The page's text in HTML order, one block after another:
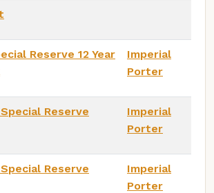
Reserve 12 Year
Imperial
Porter
Reserve
Imperial
Porter
Reserve
Imperial
Porter